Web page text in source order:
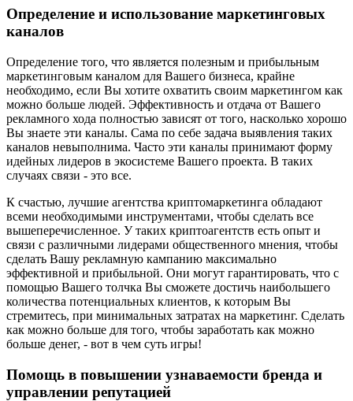
Определение и использование маркетинговых
каналов
Определение того, что является полезным и прибыльным
маркетинговым каналом для Вашего бизнеса, крайне
необходимо, если Вы хотите охватить своим маркетингом как
можно больше людей. Эффективность и отдача от Вашего
рекламного хода полностью зависят от того, насколько хорошо
Вы знаете эти каналы. Сама по себе задача выявления таких
каналов невыполнима. Часто эти каналы принимают форму
идейных лидеров в экосистеме Вашего проекта. В таких
случаях связи - это все.
К счастью, лучшие агентства криптомаркетинга обладают
всеми необходимыми инструментами, чтобы сделать все
вышеперечисленное. У таких криптоагентств есть опыт и
связи с различными лидерами общественного мнения, чтобы
сделать Вашу рекламную кампанию максимально
эффективной и прибыльной. Они могут гарантировать, что с
помощью Вашего толчка Вы сможете достичь наибольшего
количества потенциальных клиентов, к которым Вы
стремитесь, при минимальных затратах на маркетинг. Сделать
как можно больше для того, чтобы заработать как можно
больше денег, - вот в чем суть игры!
Помощь в повышении узнаваемости бренда и
управлении репутацией